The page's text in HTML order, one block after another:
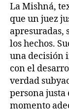
La Mishná,
que un juez
apresuradas,
los hechos.
una decisión
con el
verdad
persona justa
momento